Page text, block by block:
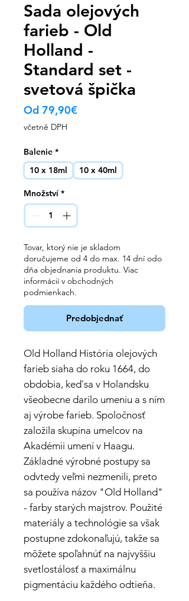
Sada olejových
farieb - Old
Holland -
Standard set -
svetová špička
Od 79,90€Zvýhodněná
včetně DPH
Balenie *
10 x 18ml
10 x 40ml
Množství *
Tovar, ktorý nie je skladom
doručujeme od 4 do max. 14 dní odo
dňa objednania produktu. Viac
informácií v obchodných
podmienkach.
Predobjednať
Old Holland História olejových
farieb siaha do roku 1664, do
obdobia, keď sa v Holandsku
všeobecne darilo umeniu a s ním
aj výrobe farieb. Spoločnosť
založila skupina umelcov na
Akadémii umení v Haagu.
Základné výrobné postupy sa
odvtedy veľmi nezmenili, preto
sa používa názov "Old Holland"
- farby starých majstrov. Použité
materiály a technológie sa však
postupne zdokonaľujú, takže sa
môžete spoľahnúť na najvyššiu
svetlostálosť a maximálnu
pigmentáciu každého odtieňa.